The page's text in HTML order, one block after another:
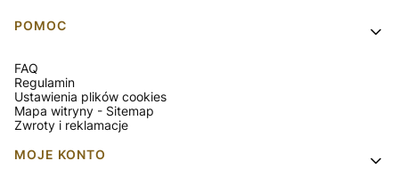
Linki w stopce
POMOC
FAQ
Regulamin
Ustawienia plików cookies
Mapa witryny - Sitemap
Zwroty i reklamacje
MOJE KONTO